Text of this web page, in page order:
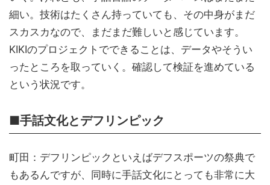
細い。技術はたくさん持っていても、その中身がまだ
スカスカなので、まだまだ難しいと感じています。
KIKIのプロジェクトでできることは、データやそうい
ったところを取っていく。確認して検証を進めている
という状況です。
■手話文化とデフリンピック
町田：デフリンピックといえばデフスポーツの祭典で
もあるんですが、同時に手話文化にとっても非常に大